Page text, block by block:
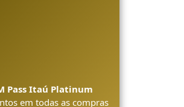
Pass Itaú Platinum
em todas as compras